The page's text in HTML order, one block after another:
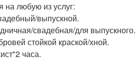
на любую из услуг:
выпускной.
свадебная/для выпускного.
стойкой краской/хной.
часа.